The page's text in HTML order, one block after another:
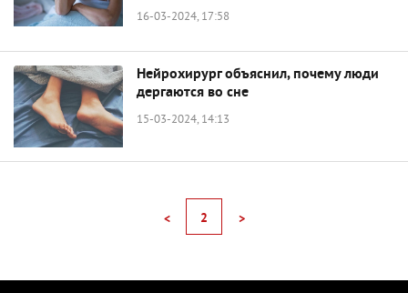
16-03-2024, 17:58
Нейрохирург объяснил, почему люди
дергаются во сне
15-03-2024, 14:13
< 2 >